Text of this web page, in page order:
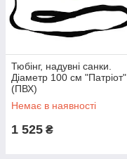
Тюбінг, надувні санки.
Діаметр 100 см "Патріот"
(ПВХ)
Немає в наявності
1 525 ₴